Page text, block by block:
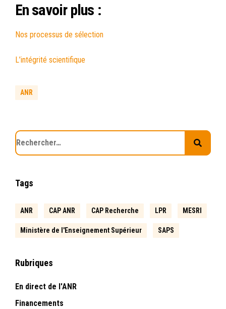
En savoir plus :
Nos processus de sélection
L’intégrité scientifique
ANR
Tags
ANR CAP ANR CAP Recherche LPR MESRI
Ministère de l'Enseignement Supérieur SAPS
Rubriques
En direct de l'ANR
Financements